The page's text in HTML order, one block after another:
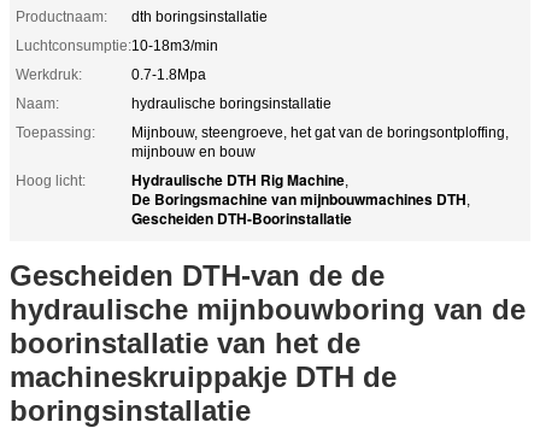
Productnaam:
dth boringsinstallatie
Luchtconsumptie:10-18m3/min
Werkdruk:
0.7-1.8Mpa
Naam:
hydraulische boringsinstallatie
Toepassing:
Mijnbouw, steengroeve, het gat van de boringsontploffing,
mijnbouw en bouw
Hoog licht:
Hydraulische DTH Rig Machine,
De Boringsmachine van mijnbouwmachines DTH,
Gescheiden DTH-Boorinstallatie
Gescheiden DTH-van de de
hydraulische mijnbouwboring van de
boorinstallatie van het de
machineskruippakje DTH de
boringsinstallatie